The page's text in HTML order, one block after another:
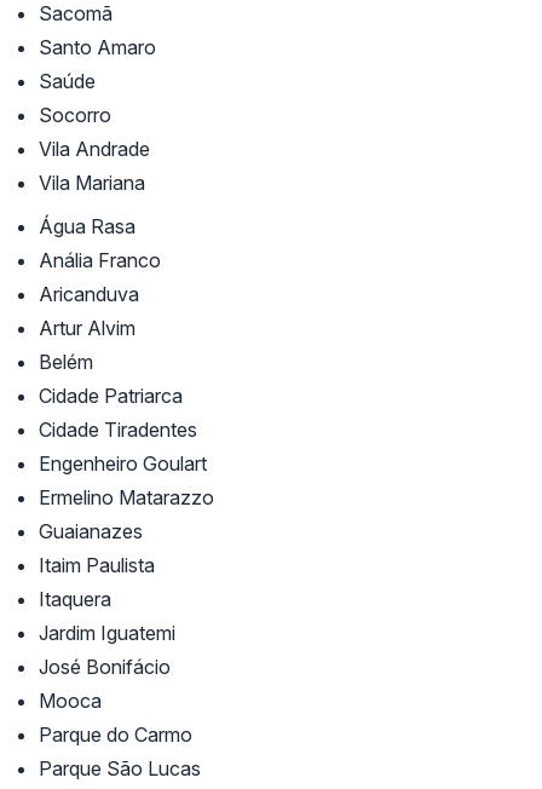
Sacomã
Santo Amaro
Saúde
Socorro
Vila Andrade
Vila Mariana
Água Rasa
Anália Franco
Aricanduva
Artur Alvim
Belém
Cidade Patriarca
Cidade Tiradentes
Engenheiro Goulart
Ermelino Matarazzo
Guaianazes
Itaim Paulista
Itaquera
Jardim Iguatemi
José Bonifácio
Mooca
Parque do Carmo
Parque São Lucas